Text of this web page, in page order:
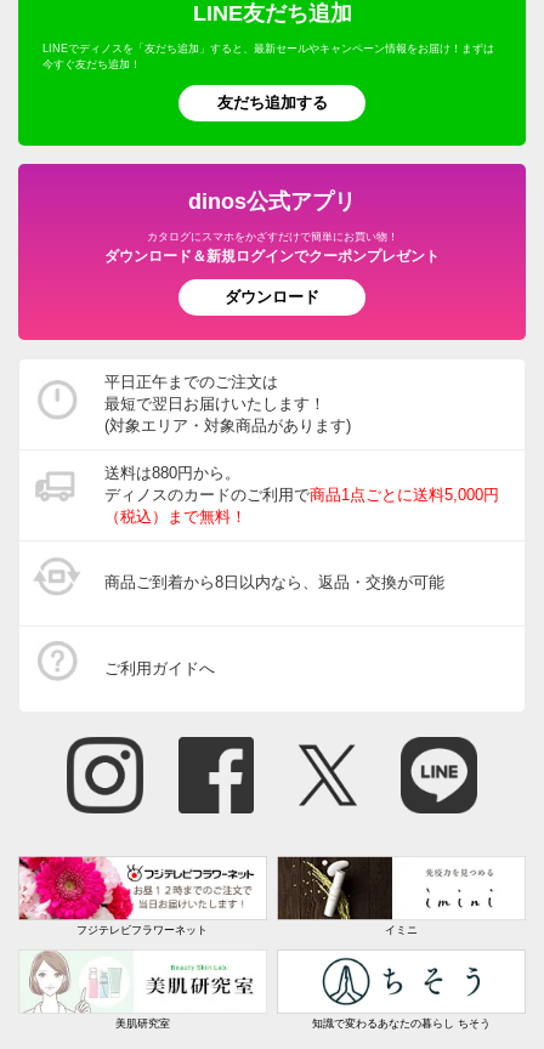
サステナブル
キッチン家電・調理家電
キッチンマット
オーラルケア・デンタルケア
機能性ウェア・雑貨
保存食・非常食
エアコン室外機カバー
屋外ゴミ箱/保管庫
温室・ビニール温室
ガーデンアーチ・パーゴラ
ウッドデッキ・ジョイントタイルパネル
ガーデン/ソーラーライト・庭用照明
宅配ボックス・郵便ポスト
ガーデニングウェア
玄関・ガレージ周り
ガーデニングツール・庭手入用品
インテリアフラワー
アウトドア・カー用品
インテリア雑貨・日用品・家電
美容・健康・ダイエット
ガーデニング用品・エクステリア
旅行用品・ホビー・ペット
グルメ・食品
LINE友だち追加
LINEでディノスを「友だち追加」すると、最新セールやキャンペーン情報をお届け！まずは
今すぐ友だち追加！
友だち追加する
dinos公式アプリ
カタログにスマホをかざすだけで簡単にお買い物！
ダウンロード＆新規ログインでクーポンプレゼント
ダウンロード
平日正午までのご注文は
最短で翌日お届けいたします！
(対象エリア・対象商品があります)
送料は880円から。
ディノスのカードのご利用で商品1点ごとに送料5,000円
（税込）まで無料！
商品ご到着から8日以内なら、返品・交換が可能
ご利用ガイドへ
フジテレビフラワーネット イミニ
美肌研究室 知識で変わるあなたの暮らし ちそう